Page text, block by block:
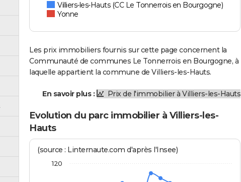
Villiers-les-Hauts (CC Le Tonnerrois en Bourgogne)
Yonne
Les prix immobiliers fournis sur cette page concernent la
Communauté de communes Le Tonnerrois en Bourgogne, à
laquelle appartient la commune de Villiers-les-Hauts.
En savoir plus : Prix de l'immobilier à Villiers-les-Hauts
Evolution du parc immobilier à Villiers-les-
Hauts
(source : Linternaute.com d'après l'Insee)
120